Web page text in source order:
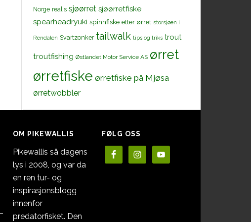
Norge realis sjøørret sjøørretfiske
spearheadryuki spinnfiske etter ørret storsjøen i
Rendalen Svartzonker tailwalk tips og triks trout
troutfishing Østlandet Motor Service AS ørret
ørretfiske ørretfiske på Mjøsa
ørretwobbler
OM PIKEWALLIS
Pikewallis så dagens
lys i 2008, og var da
en ren tur- og
inspirasjonsblogg
innenfor
predatorfisket. Den
FØLG OSS